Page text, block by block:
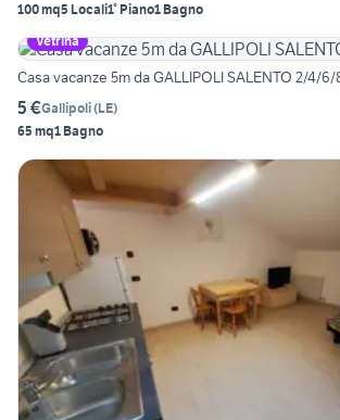
100 mq5 Locali1° Piano1 Bagno
Vetrina
Casa vacanze 5m da GALLIPOLI SALENTO 2/4/
5 €Gallipoli(LE)
65 mq1 Bagno